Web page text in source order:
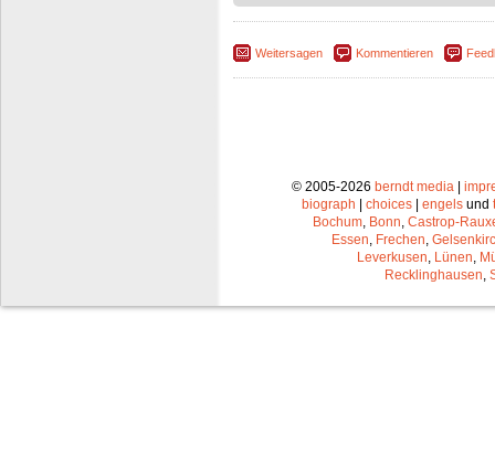
Weitersagen Kommentieren
© 2005-2026 berndt media|
biograph
choices engels und
Bochum, Bonn, Castrop-
Essen, Frechen,
Leverkusen, Lünen,
Recklinghausen,